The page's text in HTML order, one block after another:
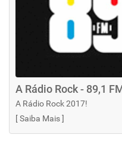
A Rádio Rock - 89,1
A Rádio Rock 2017!
[Saiba Mais]